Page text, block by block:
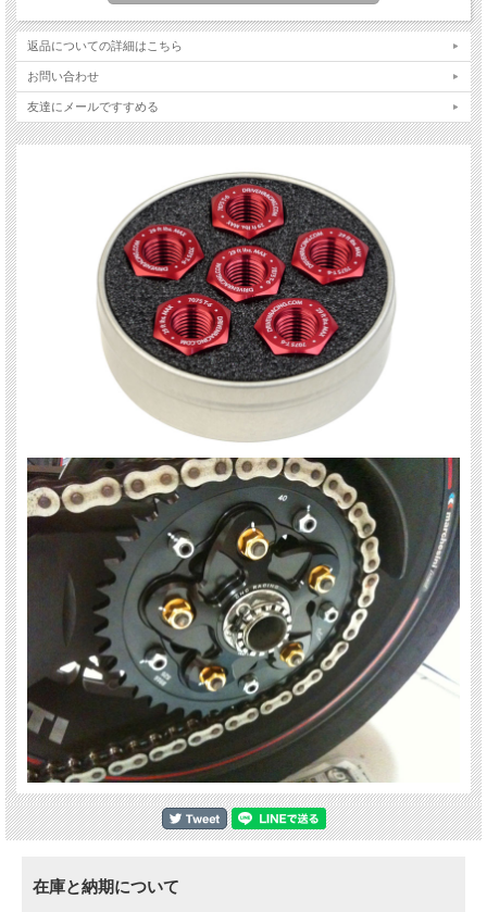
返品についての詳細はこちら
お問い合わせ
友達にメールですすめる
在庫と納期について